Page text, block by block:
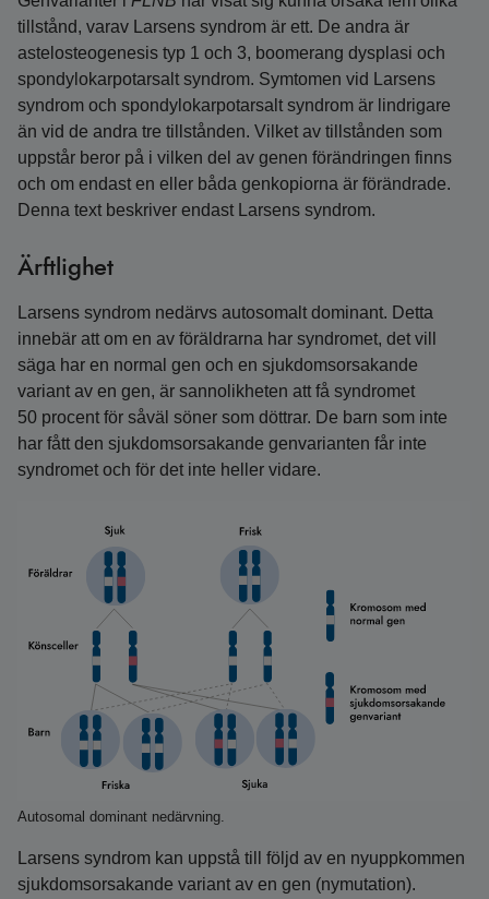
tillstånd, varav Larsens syndrom är ett. De andra är
astelosteogenesis typ 1 och 3, boomerang dysplasi och
spondylokarpotarsalt syndrom. Symtomen vid Larsens
syndrom och spondylokarpotarsalt syndrom är lindrigare
än vid de andra tre tillstånden. Vilket av tillstånden som
uppstår beror på i vilken del av genen förändringen finns
och om endast en eller båda genkopiorna är förändrade.
Denna text beskriver endast Larsens syndrom.
Ärftlighet
Larsens syndrom nedärvs autosomalt dominant. Detta
innebär att om en av föräldrarna har syndromet, det vill
säga har en normal gen och en sjukdomsorsakande
variant av en gen, är sannolikheten att få syndromet
50 procent för såväl söner som döttrar. De barn som inte
har fått den sjukdomsorsakande genvarianten får inte
syndromet och för det inte heller vidare.
Autosomal dominant nedärvning.
Larsens syndrom kan uppstå till följd av en nyuppkommen
sjukdomsorsakande variant av en gen (nymutation).